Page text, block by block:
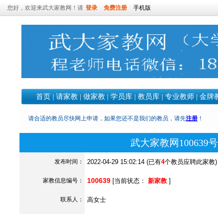
您好，欢迎来武大家教网！请 登录 免费注册 手机版
首页 | 请家教 | 做家教 | 学员库 | 教员库 | 专业教师 | 金牌
请合适的教员尽快网上申请，如果您还不是我们的教员，请先注册 ！
武大家教网100639
发布时间： 2022-04-29 15:02:14 (已有4个教员应聘此家教)
家教信息编号： 100639 [当前状态： 新家教 ]
联系人： 高女士